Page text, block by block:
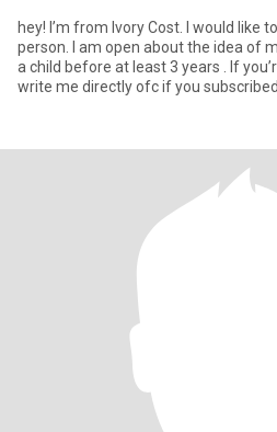
hey! I’m from Ivory Cost. I would like
person. I am open about the idea of
a child before at least 3 years . If
write me directly ofc if you subscribed